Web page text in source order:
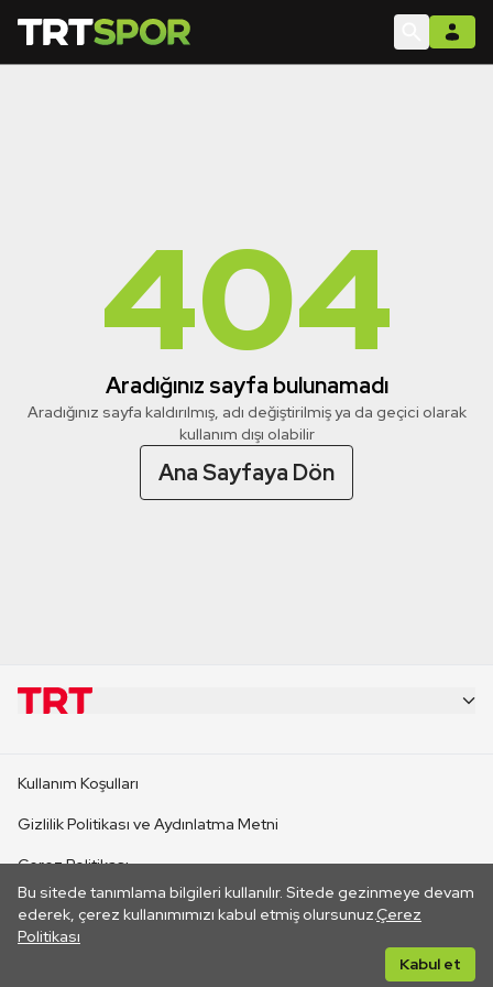
404
Aradığınız sayfa bulunamadı
Aradığınız sayfa kaldırılmış, adı değiştirilmiş ya da geçici olarak
kullanım dışı olabilir
Ana Sayfaya Dön
Bu sitede tanımlama bilgileri kullanılır. Sitede gezinmeye devam
ederek, çerez kullanımımızı kabul etmiş olursunuz.Çerez
Politikası
Kabul et
CANLI YAYINLAR
Kullanım Koşulları
Gizlilik Politikası ve Aydınlatma Metni
Çerez Politikası
İletişim
Her hakkı saklıdır. ©2026 TRT. Bağlantı yoluyla gidilen dış